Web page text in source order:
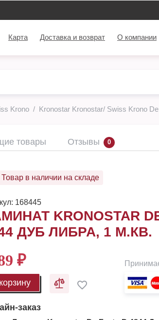
Карта Доставка и возврат О компании
Krono Kronostar Kronostar/ Swiss Krono
товары Отзывы 0
Товар в наличии на складе
168445
KRONOSTAR
ДУБ ЛИБРА, 1 М.КВ.
₽
заказ